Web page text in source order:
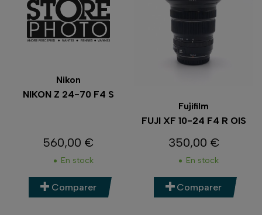
Nikon
NIKON Z 24-70 F4 S
Prix
560,00 €
En stock
Comparer
Fujifilm
FUJI XF 10-24 F4 R OIS
Prix
350,00 €
En stock
Comparer